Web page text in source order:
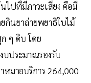
ไปที่มีภาวะเสี่ยง คือมี
กินยาถ่ายพยาธิใบไม้
ๆ ดิบ โดย
ประมาณรองรับ
มายบริการ 264,000